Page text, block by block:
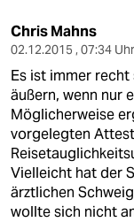
Chris Mahns
02.12.2015 , 07:34 Uhr
Es ist immer recht
äußern, wenn nur
Möglicherweise
vorgelegten
Vielleicht hat der
ärztlichen
wollte sich nicht